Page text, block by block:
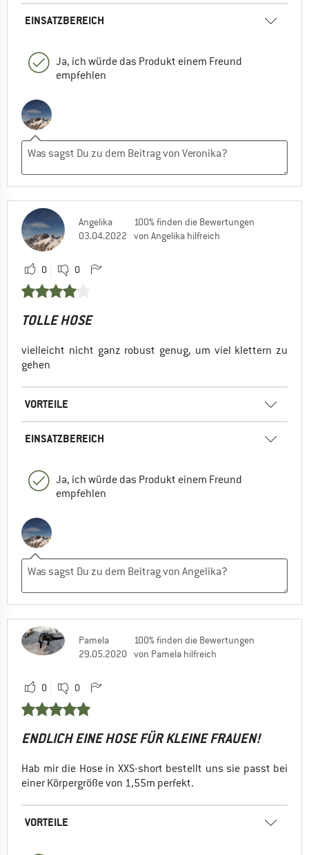
EINSATZBEREICH
Ja, ich würde das Produkt einem Freund
empfehlen
Angelika
03.04.2022
100% finden die Bewertungen
von Angelika hilfreich
0 0
TOLLE HOSE
vielleicht nicht ganz robust genug, um viel klettern zu
gehen
VORTEILE
EINSATZBEREICH
Ja, ich würde das Produkt einem Freund
empfehlen
Pamela
29.05.2020
100% finden die Bewertungen
von Pamela hilfreich
0 0
ENDLICH EINE HOSE FÜR KLEINE FRAUEN!
Hab mir die Hose in XXS-short bestellt uns sie passt bei
einer Körpergröße von 1,55m perfekt.
VORTEILE